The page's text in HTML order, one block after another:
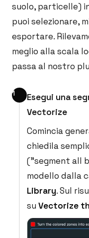
suolo, particelle)
puoi selezionare,
esportare.
meglio alla scala
passa al nostro
Esegui una
Vectorize
Comincia
chiedila
("segment all
modello dalla
Library. Sul
su Vectorize